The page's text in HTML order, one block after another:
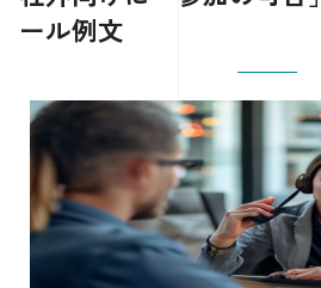
ール例文